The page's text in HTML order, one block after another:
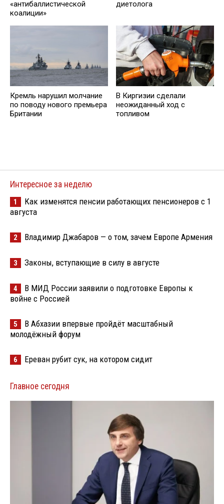
«антибаллистической
коалиции»
диетолога
Кремль нарушил молчание
по поводу нового премьера
Британии
В Киргизии сделали
неожиданный ход с
топливом
Интересное за неделю
1
Как изменятся пенсии работающих пенсионеров с 1
августа
2 Владимир Джабаров — о том, зачем Европе Армения
3 Законы, вступающие в силу в августе
4
В МИД России заявили о подготовке Европы к
войне с Россией
5
В Абхазии впервые пройдёт масштабный
молодёжный форум
6 Ереван рубит сук, на котором сидит
Главное сегодня